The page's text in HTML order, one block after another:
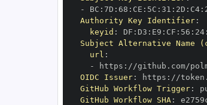
-
BC : 7D : 68 : CE : 5C : 31 : 2D : C4:
Authority Key Identifier:
keyid : DF : D3 : E9 : CF : 56 : 24:
Subject Alternative Name
url :
-
https : //github.com/
OIDC Issuer: https :
GitHub Workflow Trigger:
GitHub Workflow SHA: